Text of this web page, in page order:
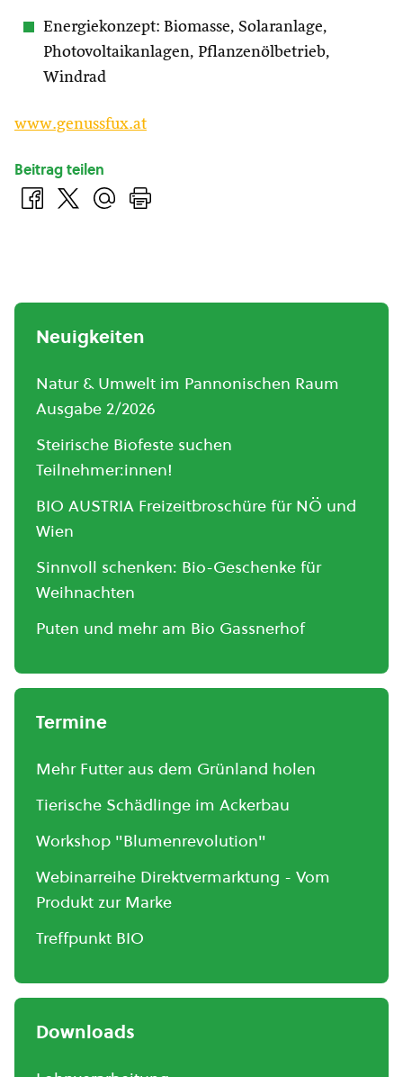
Energiekonzept: Biomasse, Solaranlage,
Photovoltaikanlagen, Pflanzenölbetrieb,
Windrad
www.genussfux.at
Beitrag teilen
Neuigkeiten
Natur & Umwelt im Pannonischen Raum
Ausgabe 2/2026
Steirische Biofeste suchen
Teilnehmer:innen!
BIO AUSTRIA Freizeitbroschüre für NÖ und
Wien
Sinnvoll schenken: Bio-Geschenke für
Weihnachten
Puten und mehr am Bio Gassnerhof
Termine
Mehr Futter aus dem Grünland holen
Tierische Schädlinge im Ackerbau
Workshop "Blumenrevolution"
Webinarreihe Direktvermarktung - Vom
Produkt zur Marke
Treffpunkt BIO
Downloads